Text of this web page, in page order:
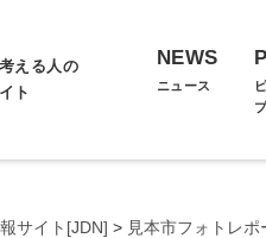
える人の
ト
NEWS
ニュース
プ
サイト[JDN] > 見本市フォトレポ